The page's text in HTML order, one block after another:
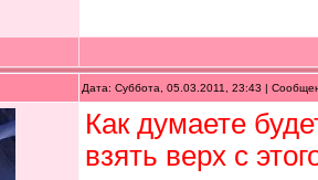
Дата: Суббота, 05.03.2011, 23:43 |
Как думаете
взять верх с